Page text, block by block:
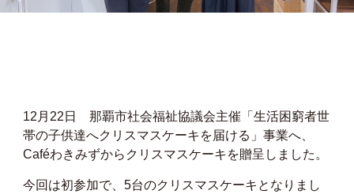
12月22日 那覇市社会福祉協議会主催「生活困窮者世
帯の子供達へクリスマスケーキを届ける」事業へ、
Caféわきみずからクリスマスケーキを贈呈し ました。
今回は初参加で、5台のクリスマスケーキとなりまし